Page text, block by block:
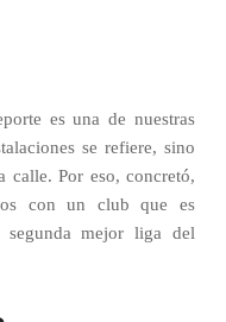
es una de nuestras
se refiere, sino
Por eso, concretó,
con un club que es
mejor liga del